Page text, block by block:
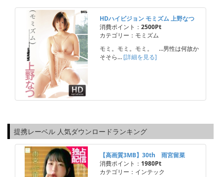
HDハイビジョン モミズム 上野なつ
消費ポイント： 2500Pt
カテゴリー：モミズム
モミ。モミ。モミ。 …男性は何故か
そそら… [詳細を見る]
提携レーベル 人気ダウンロードランキング
【高画質3MB】30th 雨宮留菜
消費ポイント： 1980Pt
カテゴリー：インテック